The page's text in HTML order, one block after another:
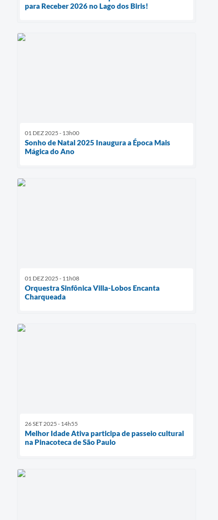
para Receber 2026 no Lago dos Biris!
01 DEZ 2025 - 13h00
Sonho de Natal 2025 Inaugura a Época Mais
Mágica do Ano
01 DEZ 2025 - 11h08
Orquestra Sinfônica Villa-Lobos Encanta
Charqueada
26 SET 2025 - 14h55
Melhor Idade Ativa participa de passeio cultural
na Pinacoteca de São Paulo